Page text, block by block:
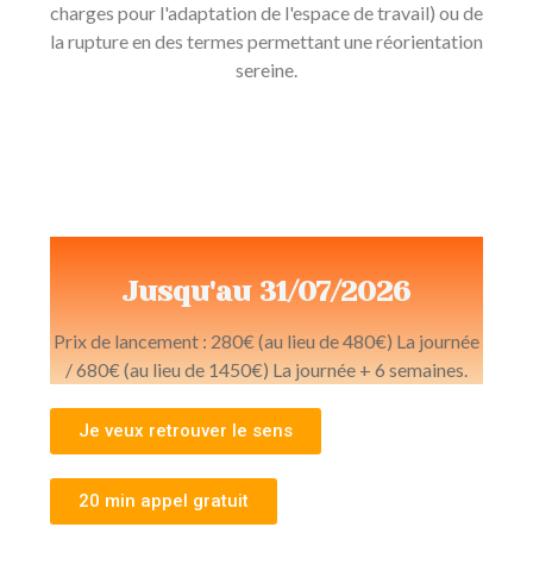
charges pour l'adaptation de l'espace de travail) ou de
la rupture en des termes permettant une réorientation
sereine.
Jusqu'au 31/07/2026
Prix de lancement : 280€ (au lieu de 480€) La journée
/ 680€ (au lieu de 1450€) La journée + 6 semaines.
Je veux retrouver le sens
20 min appel gratuit